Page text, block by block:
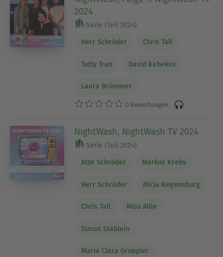
2024
Serie (Teil 2024)
Herr Schröder Chris Tall
Tutty Tran David Kebekus
Laura Brümmer
0 Bewertungen
NightWash, NightWash TV 2024
Serie (Teil 2024)
Atze Schröder Markus Krebs
Herr Schröder Mirja Regensburg
Chris Tall Miss Allie
Simon Stäblein
Maria Clara Groppler